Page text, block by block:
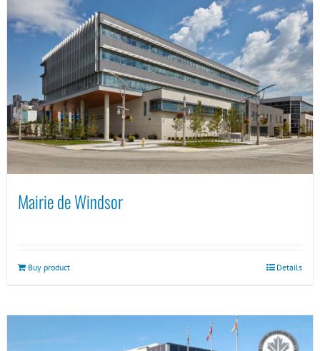
Mairie de Windsor
Buy product Details